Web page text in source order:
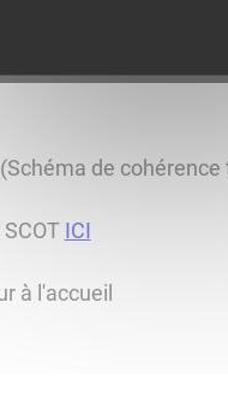
(Schéma de
ICI
à l'accueil